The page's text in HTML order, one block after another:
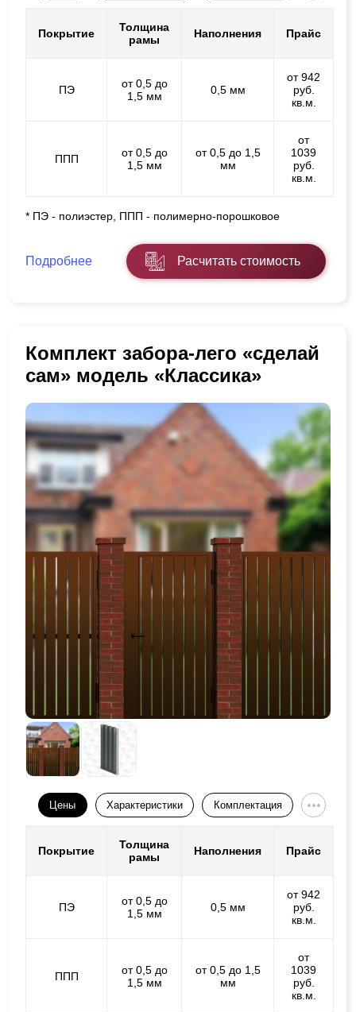
Покрытие
Толщина
рамы
Наполнения Прайс
ПЭ
от 0,5 до
1,5 мм
0,5 мм
от 942
руб.
кв.м.
ППП
от 0,5 до
1,5 мм
от 0,5 до 1,5
мм
от
1039
руб.
кв.м.
* ПЭ - полиэстер, ППП - полимерно-порошковое
Подробнее Расчитать стоимость
Комплект забора-лего «сделай
сам» модель «Классика»
Цены Характеристики Комплектация
Покрытие
Толщина
рамы
Наполнения Прайс
ПЭ
от 0,5 до
1,5 мм
0,5 мм
от 942
руб.
кв.м.
ППП
от 0,5 до
1,5 мм
от 0,5 до 1,5
мм
от
1039
руб.
кв.м.